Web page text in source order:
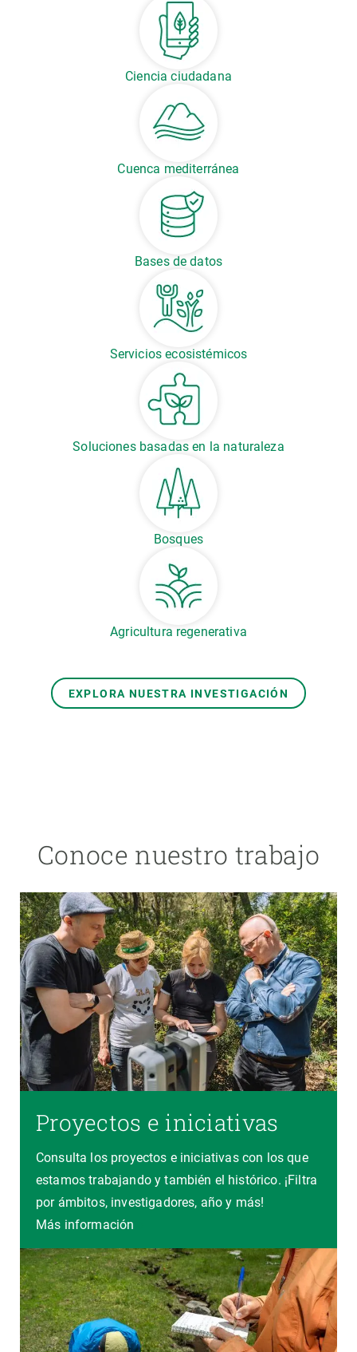
Ciencia ciudadana
Cuenca mediterránea
Bases de datos
Servicios ecosistémicos
Soluciones basadas en la naturaleza
Bosques
Agricultura regenerativa
EXPLORA NUESTRA INVESTIGACIÓN
Conoce nuestro trabajo
Proyectos e iniciativas
Consulta los proyectos e iniciativas con los que
estamos trabajando y también el histórico. ¡Filtra
por ámbitos, investigadores, año y más!
Más información